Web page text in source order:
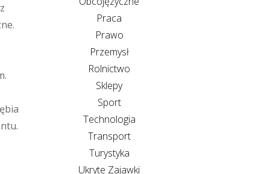
Praca
Prawo
Przemysł
Rolnictwo
Sklepy
Sport
Technologia
Transport
Turystyka
Ukryte Zajawki